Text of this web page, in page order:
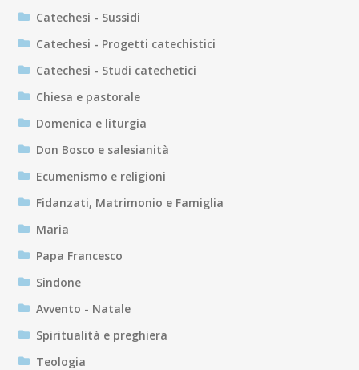
Catechesi - Sussidi
Catechesi - Progetti catechistici
Catechesi - Studi catechetici
Chiesa e pastorale
Domenica e liturgia
Don Bosco e salesianità
Ecumenismo e religioni
Fidanzati, Matrimonio e Famiglia
Maria
Papa Francesco
Sindone
Avvento - Natale
Spiritualità e preghiera
Teologia